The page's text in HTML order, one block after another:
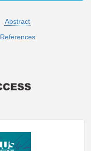
Abstract
References